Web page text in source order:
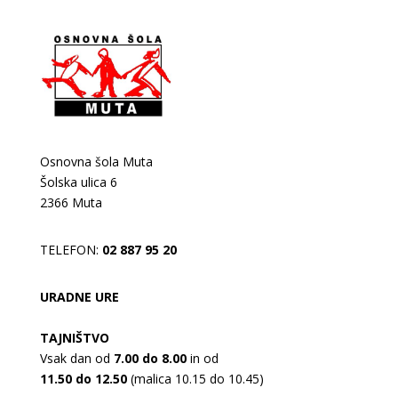
Osnovna šola Muta
Šolska ulica 6
2366 Muta
TELEFON: 02 887 95 20
URADNE URE
TAJNIŠTVO
Vsak dan od 7.00 do 8.00in od
11.50 do 12.50(malica 10.15 do 10.45)